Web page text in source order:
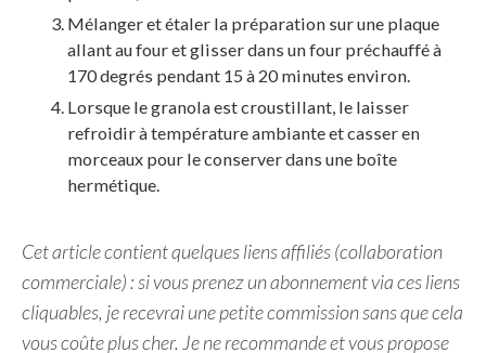
Mélanger et étaler la préparation sur une plaque
allant au four et glisser dans un four préchauffé à
170 degrés pendant 15 à 20 minutes environ.
Lorsque le granola est croustillant, le laisser
refroidir à température ambiante et casser en
morceaux pour le conserver dans une boîte
hermétique.
Cet article contient quelques liens affiliés (collaboration
commerciale) : si vous prenez un abonnement via ces liens
cliquables, je recevrai une petite commission sans que cela
vous coûte plus cher. Je ne recommande et vous propose